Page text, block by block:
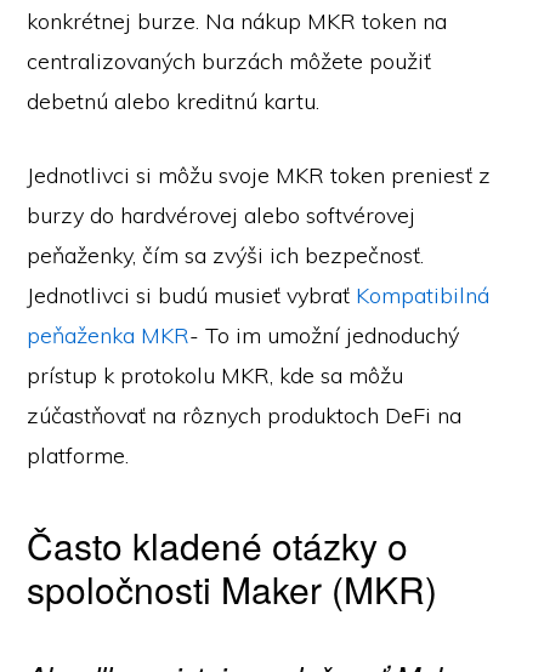
konkrétnej burze. Na nákup MKR token na
centralizovaných burzách môžete použiť
debetnú alebo kreditnú kartu.
Jednotlivci si môžu svoje MKR token preniesť z
burzy do hardvérovej alebo softvérovej
peňaženky, čím sa zvýši ich bezpečnosť.
Jednotlivci si budú musieť vybrať Kompatibilná
peňaženka MKR- To im umožní jednoduchý
prístup k protokolu MKR, kde sa môžu
zúčastňovať na rôznych produktoch DeFi na
platforme.
Často kladené otázky o
spoločnosti Maker (MKR)